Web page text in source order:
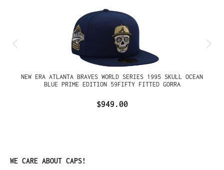
NEW ERA ATLANTA BRAVES WORLD SERIES 1995 SKULL OCEAN
BLUE PRIME EDITION 59FIFTY FITTED GORRA
$949.00
Omitir la galería de productos
WE CARE ABOUT CAPS!